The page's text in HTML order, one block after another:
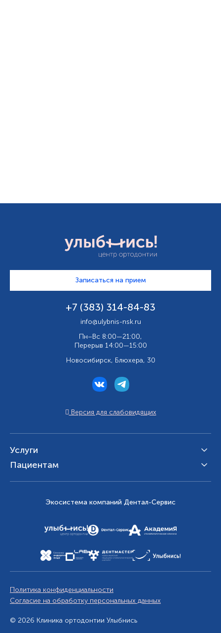
Записаться на прием
+7 (383) 314-84-83
info@ulybnis-nsk.ru
Пн–Вс 8:00—21:00,
Перерыв 14:00—15:00
Новосибирск, Блюхера, 30
Версия для слабовидящих
Услуги
Пациентам
Экосистема компаний Дентал-Сервис
Политика конфиденциальности
Согласие на обработку персональных данных
© 2026 Клиника ортодонтии Улыбнись